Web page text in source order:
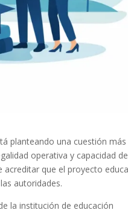
planteando una cuestión más
operativa y capacidad de
que el proyecto
autoridades.
la institución de educación